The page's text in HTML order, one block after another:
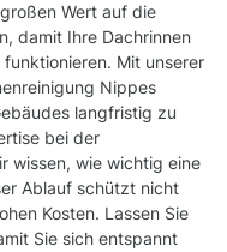
Wert auf die
damit Ihre Dachrinnen
Mit unserer
Nippes
langfristig zu
bei der
wissen, wie wichtig eine
Ablauf schützt nicht
Kosten. Lassen Sie
Sie sich entspannt